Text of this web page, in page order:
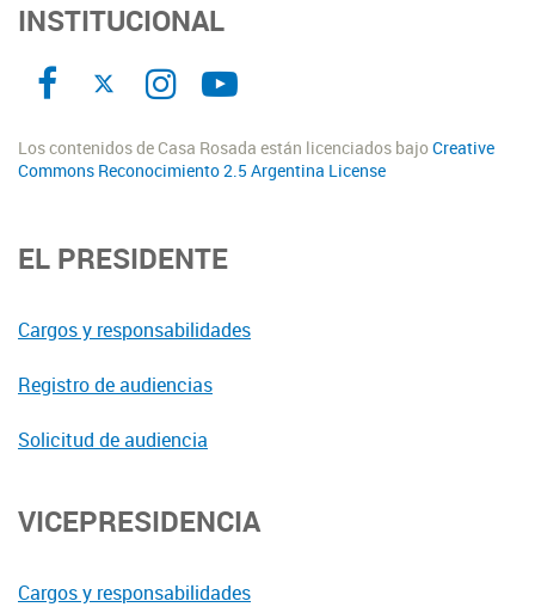
INSTITUCIONAL
Los contenidos de Casa Rosada están licenciados bajoCreative
Commons Reconocimiento 2.5 Argentina License
EL PRESIDENTE
Cargos y responsabilidades
Registro de audiencias
Solicitud de audiencia
VICEPRESIDENCIA
Cargos y responsabilidades